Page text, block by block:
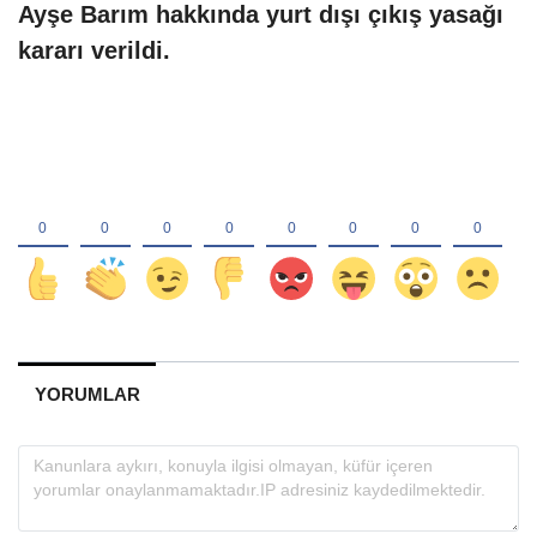
Ayşe Barım hakkında yurt dışı çıkış yasağı
kararı verildi.
YORUMLAR